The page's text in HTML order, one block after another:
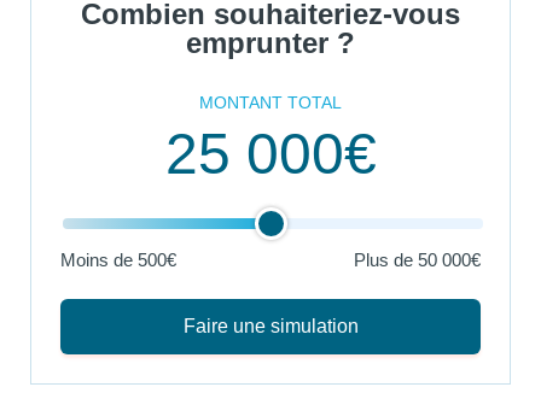
Combien souhaiteriez-vous
emprunter ?
MONTANT TOTAL
25 000€
Moins de 500€ Plus de 50 000€
Faire une simulation